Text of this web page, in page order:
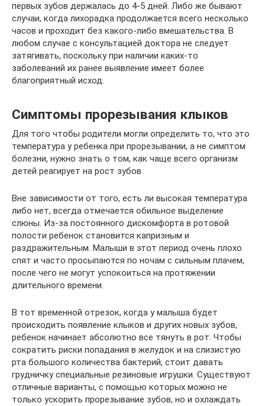
первых зубов держалась до 4-5 дней. Либо же бывают
случаи, когда лихорадка продолжается всего несколько
часов и проходит без какого-либо вмешательства. В
любом случае с консультацией доктора не следует
затягивать, поскольку при наличии каких-то
заболеваний их ранее выявление имеет более
благоприятный исход.
Симптомы прорезывания клыков
Для того чтобы родители могли определить то, что это
температура у ребенка при прорезывании, а не симптом
болезни, нужно знать о том, как чаще всего организм
детей реагирует на рост зубов.
Вне зависимости от того, есть ли высокая температура
либо нет, всегда отмечается обильное выделение
слюны. Из-за постоянного дискомфорта в ротовой
полости ребенок становится капризным и
раздражительным. Малыши в этот период очень плохо
спят и часто просыпаются по ночам с сильным плачем,
после чего не могут успокоиться на протяжении
длительного времени.
В тот временной отрезок, когда у малыша будет
происходить появление клыков и других новых зубов,
ребенок начинает абсолютно все тянуть в рот. Чтобы
сократить риски попадания в желудок и на слизистую
рта большого количества бактерий, стоит давать
грудничку специальные резиновые игрушки. Существуют
отличные варианты, с помощью которых можно не
только ускорить прорезывание зубов, но и охлаждать